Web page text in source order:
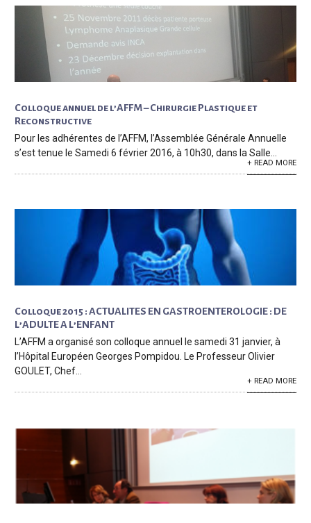
Colloque annuel de l’AFFM – Chirurgie Plastique et
Reconstructive
Pour les adhérentes de l’AFFM, l’Assemblée Générale Annuelle
s’est tenue le Samedi 6 février 2016, à 10h30, dans la Salle...
+ READ MORE
Colloque 2015 : ACTUALITES EN GASTROENTEROLOGIE : DE
L’ADULTE A L’ENFANT
L’AFFM a organisé son colloque annuel le samedi 31 janvier, à
l’Hôpital Européen Georges Pompidou. Le Professeur Olivier
GOULET, Chef...
+ READ MORE